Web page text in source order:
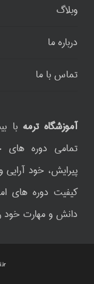
وبلاگ
درباره ما
تماس با ما
آموزشگاه ترمه
تمامی دوره های
پیرایش، خود آرایی
کیفیت دوره های
دانش و مهارت خود